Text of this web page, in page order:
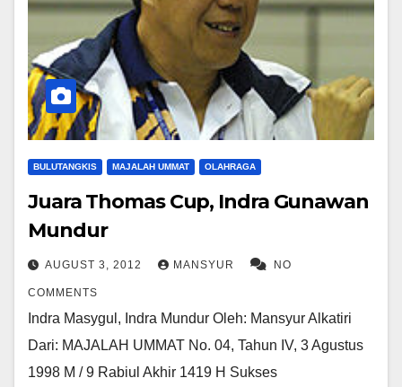
BULUTANGKIS MAJALAH UMMAT OLAHRAGA
Juara Thomas Cup, Indra Gunawan
Mundur
AUGUST 3, 2012 MANSYUR NO
COMMENTS
Indra Masygul, Indra Mundur Oleh: Mansyur Alkatiri
Dari: MAJALAH UMMAT No. 04, Tahun IV, 3 Agustus
1998 M / 9 Rabiul Akhir 1419 H Sukses